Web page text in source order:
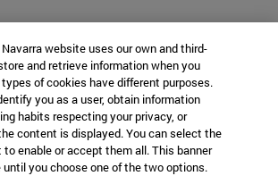
website uses our own and third-
and retrieve information when you
of cookies have different purposes.
you as a user, obtain information
habits respecting your privacy, or
content is displayed. You can select the
enable or accept them all. This banner
you choose one of the two options.